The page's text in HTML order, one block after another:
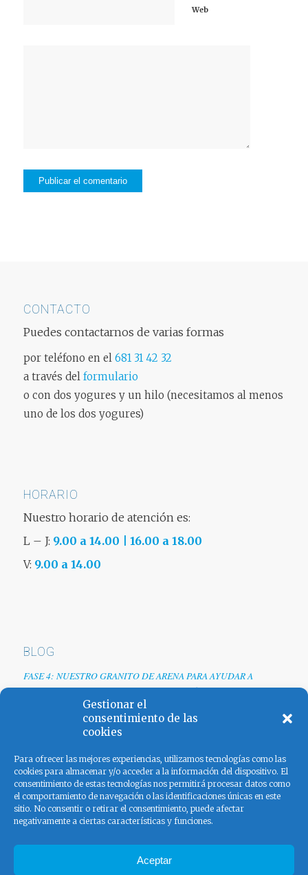
Gestionar el
consentimiento de las
cookies
Para ofrecer las mejores experiencias, utilizamos tecnologías como las
cookies para almacenar y/o acceder a la información del dispositivo. El
consentimiento de estas tecnologías nos permitirá procesar datos como
el comportamiento de navegación o las identificaciones únicas en este
sitio. No consentir o retirar el consentimiento, puede afectar
negativamente a ciertas características y funciones.
Aceptar
Web
CONTACTO
Puedes contactarnos de varias formas
por teléfono en el 681 31 42 32
a través del formulario
o con dos yogures y un hilo (necesitamos al menos
uno de los dos yogures)
HORARIO
Nuestro horario de atención es:
L – J: 9.00 a 14.00 | 16.00 a 18.00
V: 9.00 a 14.00
BLOG
FASE 4: NUESTRO GRANITO DE ARENA PARA AYUDAR A
EMPRESAS TRAS LA CRISIS DEL COVID-19
Renovamos web
FACEBOOK